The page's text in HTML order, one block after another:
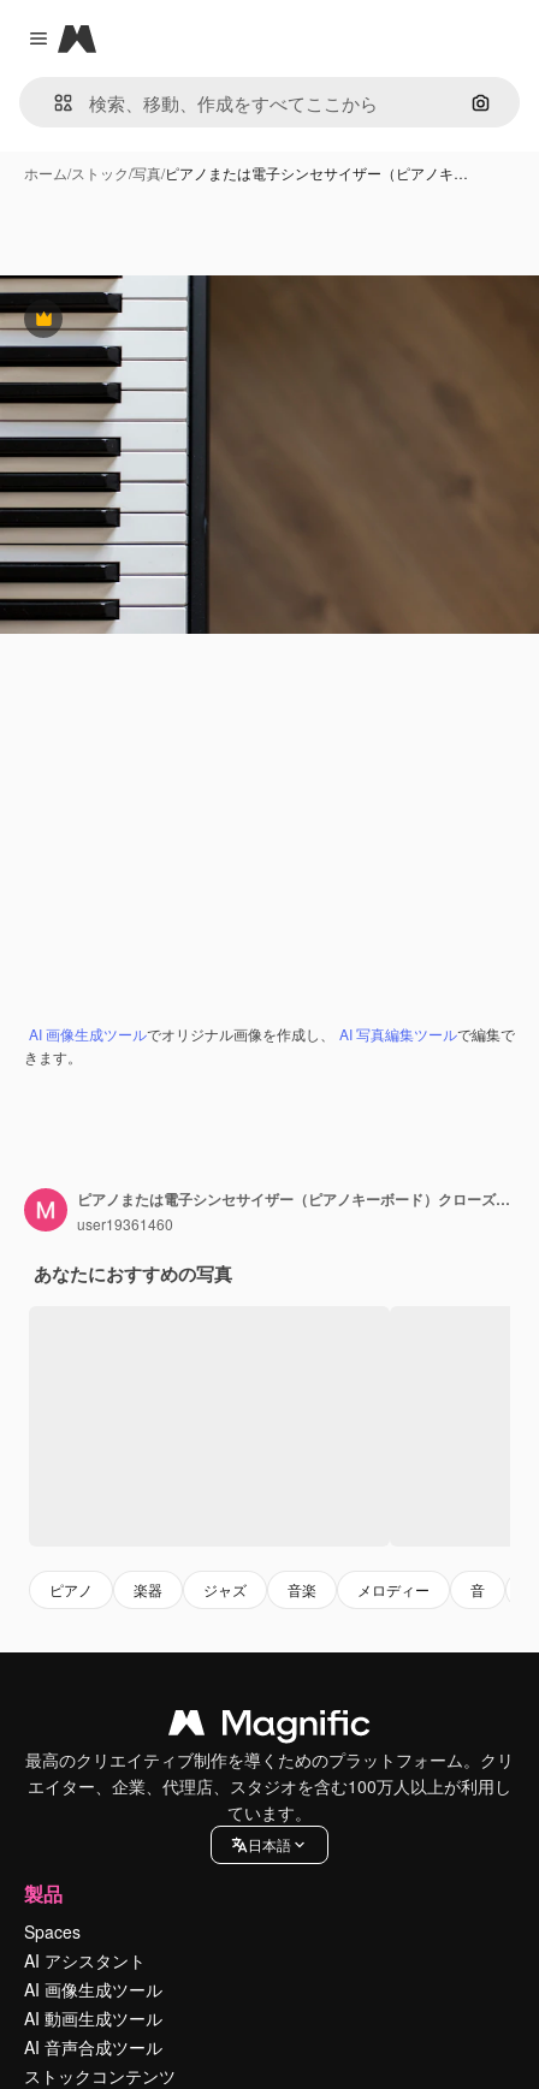
Close menu
Magnific
画像で
ホーム/ストック/写真/ピアノまたは電子シンセサイザー（ピアノキ…
Premium
AI 画像生成ツールでオリジナル画像を作成し、 AI 写真編集ツールで編集で
きます。
ピアノまたは電子シンセサイザー（ピアノキーボード）クローズアップトップショット
user19361460
あなたにおすすめの写真
ピアノ 楽器 ジャズ 音楽 メロディー 音
最高のクリエイティブ制作を導くためのプラットフォーム。クリ
エイター、企業、代理店、スタジオを含む100万人以上が利用し
ています。
日本語
製品
Spaces
AI アシスタント
AI 画像生成ツール
AI 動画生成ツール
AI 音声合成ツール
ストックコンテンツ